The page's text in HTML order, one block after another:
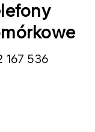
167 536